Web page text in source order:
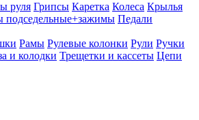
руля Грипсы Каретка Колеса Крылья
подседельные+зажимы Педали
Рамы Рулевые колонки Рули Ручки
и колодки Трещетки и кассеты Цепи